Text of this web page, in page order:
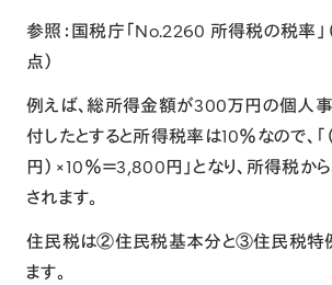
参照： 国税庁「No.2260 所得税の税率」
点）
例えば、総所得金額が300万円の個人
付したとすると所得税率は10％なので、
円）×10％＝3,800円」となり、所得税
されます。
住民税は②住民税基本分と③住民税特
ます。